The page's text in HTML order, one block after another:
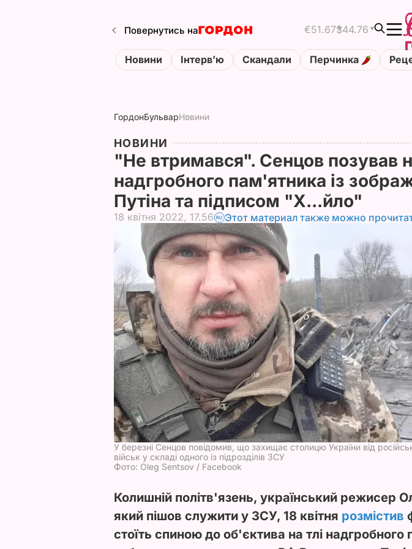
Повернутись на €51.67$44.76
Новини Інтервʼю Скандали Перчинка
ГордонБульварНовини
НОВИНИ
"Не втримався". Сенцов позував
надгробного пам'ятника із
Путіна та підписом "Х...йло"
18 квітня 2022, 17.56 Этот материал также можно
У березні Сенцов повідомив, що захищає столицю України від
військ у складі одного із підрозділів ЗСУ
Фото: Oleg Sentsov / Facebook
Колишній політв'язень, український режисер
який пішов служити у ЗСУ, 18 квітня розмістив
стоїть спиною до об'єктива на тлі надгробного